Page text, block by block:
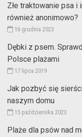
Złe traktowanie psa i
również anonimowo?
16 grudnia 2023
Dębki z psem.
Polsce plażami
17 lipca 2019
Jak pozbyć się
naszym domu
15 października 2023
Plaże dla psów nad